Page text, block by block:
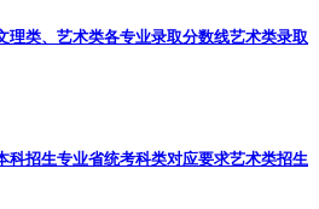
理类、艺术类各专业录取分数线艺术类录取
科招生专业省统考科类对应要求艺术类招生